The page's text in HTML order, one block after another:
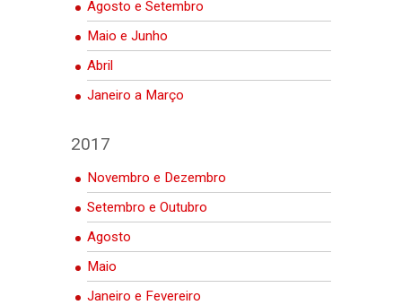
Agosto e Setembro
Maio e Junho
Abril
Janeiro a Março
2017
Novembro e Dezembro
Setembro e Outubro
Agosto
Maio
Janeiro e Fevereiro